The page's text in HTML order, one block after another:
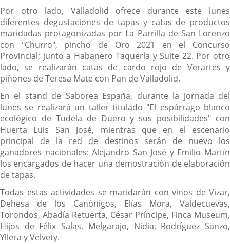
Por otro lado, Valladolid ofrece durante este lunes
diferentes degustaciones de tapas y catas de productos
maridadas protagonizadas por La Parrilla de San Lorenzo
con "Churro", pincho de Oro 2021 en el Concurso
Provincial; junto a Habanero Taquería y Suite 22. Por otro
lado, se realizarán catas de cardo rojo de Verartes y
piñones de Teresa Mate con Pan de Valladolid.
En el stand de Saborea España, durante la jornada del
lunes se realizará un taller titulado "El espárrago blanco
ecológico de Tudela de Duero y sus posibilidades" con
Huerta Luis San José, mientras que en el escenario
principal de la red de destinos serán de nuevo los
ganadores nacionales: Alejandro San José y Emilio Martín
los encargados de hacer una demostración de elaboración
de tapas.
Todas estas actividades se maridarán con vinos de Vizar,
Dehesa de los Canónigos, Elías Mora, Valdecuevas,
Torondos, Abadía Retuerta, César Príncipe, Finca Museum,
Hijos de Félix Salas, Melgarajo, Nidia, Rodríguez Sanzo,
Yllera y Velvety.